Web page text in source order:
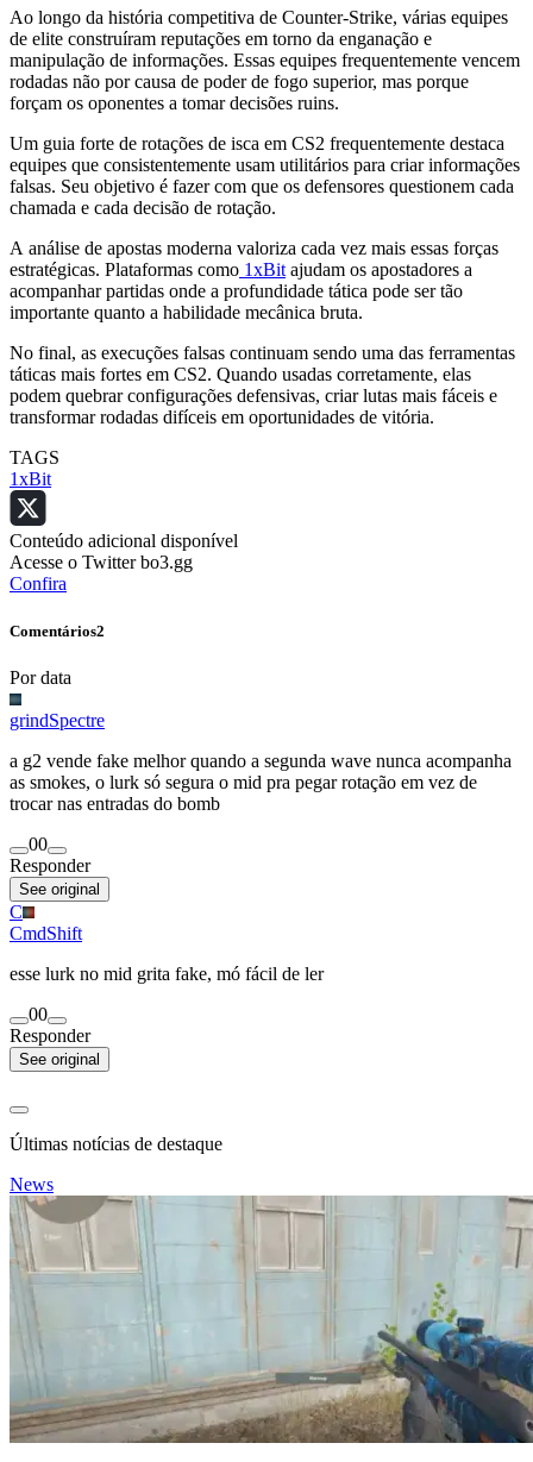
Ao longo da história competitiva de Counter-Strike, várias equipes
de elite construíram reputações em torno da enganação e
manipulação de informações. Essas equipes frequentemente vencem
rodadas não por causa de poder de fogo superior, mas porque
forçam os oponentes a tomar decisões ruins.
Um guia forte de rotações de isca em CS2 frequentemente destaca
equipes que consistentemente usam utilitários para criar informações
falsas. Seu objetivo é fazer com que os defensores questionem cada
chamada e cada decisão de rotação.
A análise de apostas moderna valoriza cada vez mais essas forças
estratégicas. Plataformas como 1xBitajudam os apostadores a
acompanhar partidas onde a profundidade tática pode ser tão
importante quanto a habilidade mecânica bruta.
No final, as execuções falsas continuam sendo uma das ferramentas
táticas mais fortes em CS2. Quando usadas corretamente, elas
podem quebrar configurações defensivas, criar lutas mais fáceis e
transformar rodadas difíceis em oportunidades de vitória.
TAGS
1xBit
Conteúdo adicional disponível
Acesse o Twitter bo3.gg
Confira
Comentários2
Por data
grindSpectre
a g2 vende fake melhor quando a segunda wave nunca acompanha
as smokes, o lurk só segura o mid pra pegar rotação em vez de
trocar nas entradas do bomb
00
Responder
See original
C
CmdShift
esse lurk no mid grita fake, mó fácil de ler
00
Responder
See original
Últimas notícias de destaque
News